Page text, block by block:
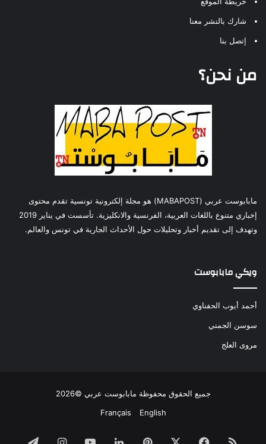
شارك بالنشر معنا
إتصل بنا
من نحن؟
مابابوست عربي (MABAPOST) هو مجلة إلكترونية تونسية تقدم محتوى
إخباري متنوع باللغات العربية، الفرنسية والانكليزية. تأسست في يناير 2019
وتهدف إلى تقديم أخبار وتحليلات حول الأحداث الجارية في تونس والعالم.
ويكي مابابوست
أحمد أيوب الحفناوي
سوسن الجمني
مروى العلج
جميع الحقوق محفوظة مابابوست عربي ©2026
English
Français